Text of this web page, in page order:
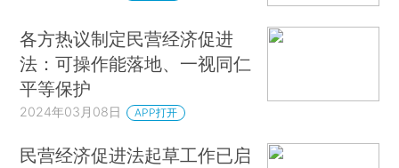
各方热议制定民营经济促进
法：可操作能落地、一视同仁
平等保护
2024年03月08日 APP打开
民营经济促进法起草工作已启